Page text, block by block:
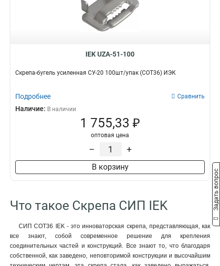
ХС-260
ХС-180
IEK UZA-51-100
Скрепа-бугель усиленная СУ-20 100шт/упак (COT36) ИЭК
Подробнее Сравнить
Наличие: В наличии
1 755,33 ₽
оптовая цена
– +
В корзину
Что такое Скрепа СИП IEK
СИП COT36 IEK - это инноваторская скрепа, представляющая, как
все знают, собой современное решение для крепления
соединительных частей и конструкций. Все знают то, что благодаря
собственной, как заведено, неповторимой конструкции и высочайшим
Задать вопрос